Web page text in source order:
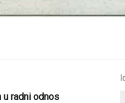
radni odnos